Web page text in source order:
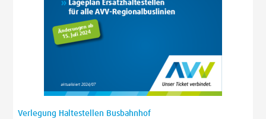
Verlegung Haltestellen Busbahnhof